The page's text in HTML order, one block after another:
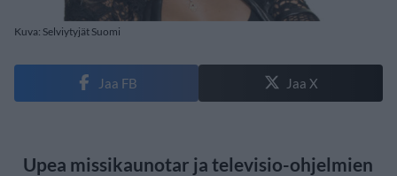
Kuva: Selviytyjät Suomi
Jaa FB Jaa X
Upea missikaunotar ja televisio-ohjelmien